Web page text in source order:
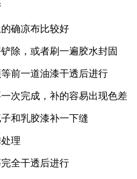
确凉布比较好
除，或者刷一遍胶水封固
前一道油漆干透后进行
次完成，补的容易出现色差
和乳胶漆补一下缝
理
全干透后进行